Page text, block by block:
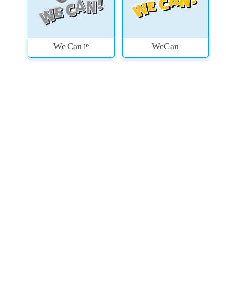
WeCan
We Can 3